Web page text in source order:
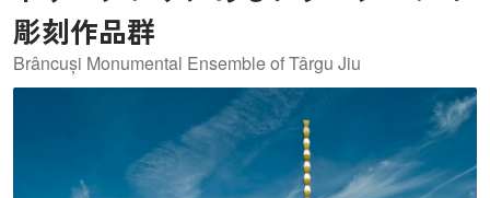
彫刻作品群
Brâncuși Monumental Ensemble of Târgu Jiu